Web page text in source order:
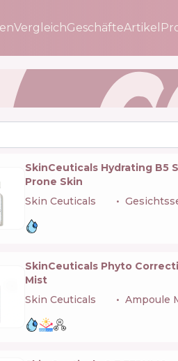
VergleichGeschäfteArtikel
SkinCeuticals Hydrating B5
Prone Skin
Skin Ceuticals
SkinCeuticals Phyto
Mist
Skin Ceuticals
Ampoule